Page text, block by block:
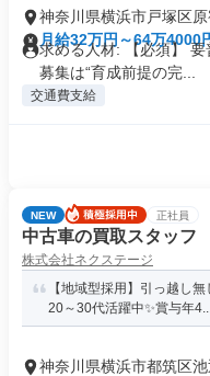
神奈川県横浜市戸塚区
月給32万円～64万4000
求める人材: 【必須】
募集は“育成前提の完...
交通費支給
NEW 正社員
中古車の買取スタッフ
株式会社ネクステージ
【地域型採用】引っ越し
20～30代活躍中✨賞与年
神奈川県横浜市都筑区